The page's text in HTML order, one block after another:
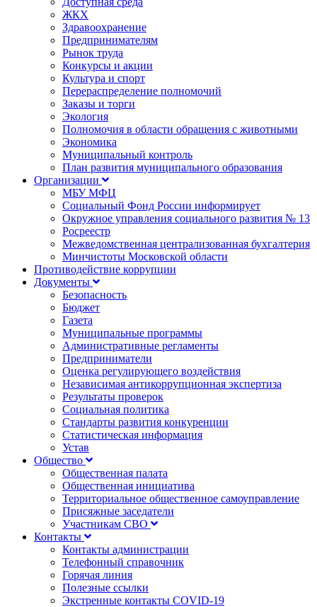
ЖКХ
Здравоохранение
Предпринимателям
Рынок труда
Конкурсы и акции
Культура и спорт
Перераспределение полномочий
Заказы и торги
Экология
Полномочия в области обращения с животными
Экономика
Муниципальный контроль
План развития муниципального образования
Организации
МБУ МФЦ
Социальный Фонд России информирует
Окружное управления социального развития № 13
Росреестр
Межведомственная централизованная бухгалтерия
Минчистоты Московской области
Противодействие коррупции
Документы
Безопасность
Бюджет
Газета
Муниципальные программы
Административные регламенты
Предприниматели
Оценка регулирующего воздействия
Независимая антикоррупционная экспертиза
Результаты проверок
Социальная политика
Стандарты развития конкуренции
Статистическая информация
Устав
Общество
Общественная палата
Общественная инициатива
Территориальное общественное самоуправление
Присяжные заседатели
Участникам СВО
Контакты
Контакты администрации
Телефонный справочник
Горячая линия
Полезные ссылки
Экстренные контакты COVID-19